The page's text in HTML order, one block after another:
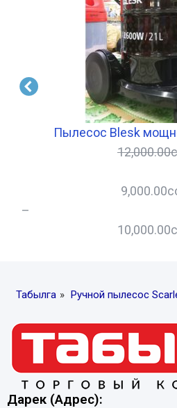
Пылесос Blesk
12,000.00
9,000.00
–
10,000.00
Табылга » Ручной пылесос
Дарек (Адрес):